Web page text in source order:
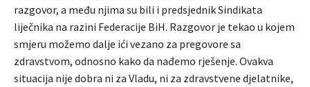
razgovor, a među njima su bili i predsjednik Sindikata
liječnika na razini Federacije BiH. Razgovor je tekao u kojem
smjeru možemo dalje ići vezano za pregovore sa
zdravstvom, odnosno kako da nađemo rješenje. Ovakva
situacija nije dobra ni za Vladu, ni za zdravstvene djelatnike,